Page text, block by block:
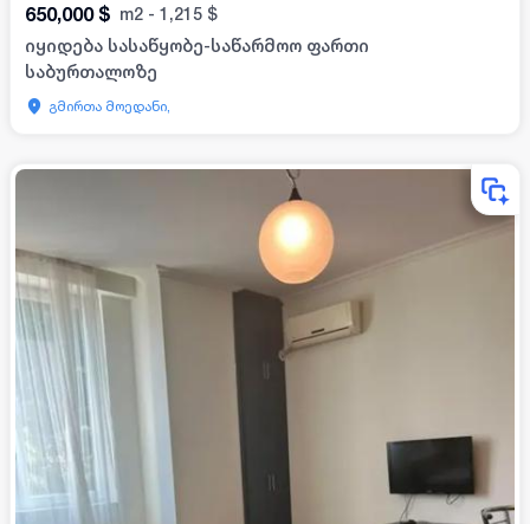
650,000 $ m2 - 1,215 $
იყიდება სასაწყობე-საწარმოო ფართი
საბურთალოზე
გმირთა მოედანი,